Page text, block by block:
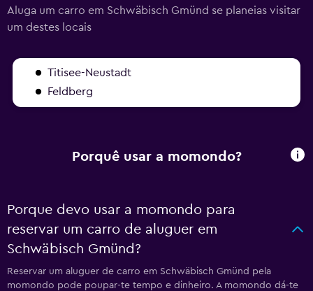
Aluga um carro em Schwäbisch Gmünd se planeias visitar
um destes locais
Titisee-Neustadt
Feldberg
Porquê usar a momondo?
Porque devo usar a momondo para
reservar um carro de aluguer em
Schwäbisch Gmünd?
Reservar um aluguer de carro em Schwäbisch Gmünd pela
momondo pode poupar-te tempo e dinheiro. A momondo dá-te